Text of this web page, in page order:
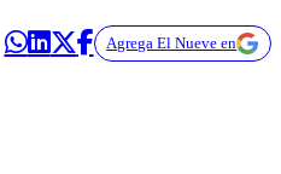
Agrega El Nueve en